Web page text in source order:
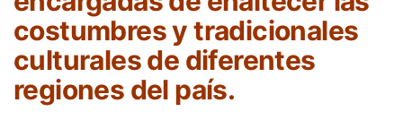
costumbres y tradicionales
culturales de diferentes
regiones del país.